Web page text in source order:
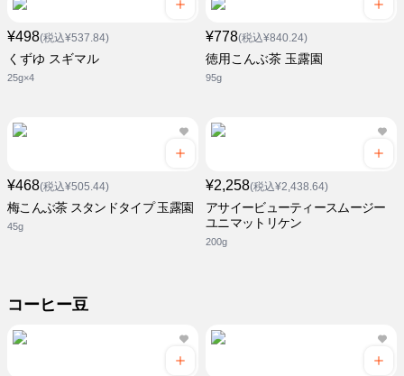
¥498(税込¥537.84)
くずゆ スギマル
25g×4
¥778(税込¥840.24)
徳用こんぶ茶 玉露園
95g
¥468(税込¥505.44)
梅こんぶ茶 スタンドタイプ 玉露園
45g
¥2,258(税込¥2,438.64)
アサイービューティースムージー
ユニマットリケン
200g
コーヒー豆